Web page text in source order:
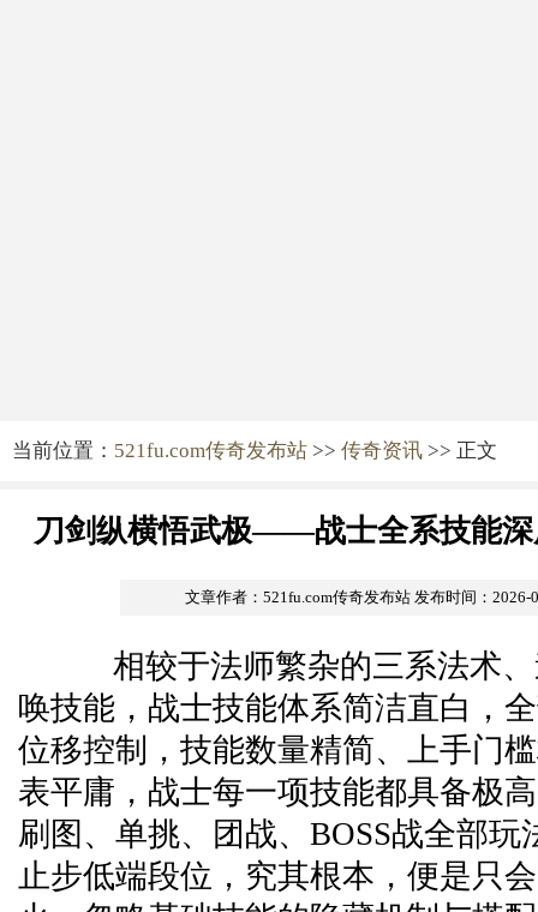
当前位置： 521fu.com传奇发布站 >> 传奇资讯 >> 正文
刀剑纵横悟武极——战士全系技能深
文章作者：521fu.com传奇发布站 发布时间：2026-
相较于法师繁杂的三系法术、
唤技能，战士技能体系简洁直白，
位移控制，技能数量精简、上手门
表平庸，战士每一项技能都具备极
刷图、单挑、团战、BOSS战全部玩
止步低端段位，究其根本，便是只